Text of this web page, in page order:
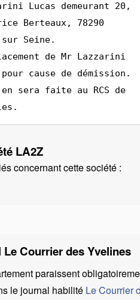
Lucas demeurant 20,
Berteaux, 78290
Seine.
de Mr Lazzarini
cause de démission.
en sera faite au RCS de
LA2Z
concernant cette société :
Courrier des Yvelines
paraissent
le journal habilité Le Courrier